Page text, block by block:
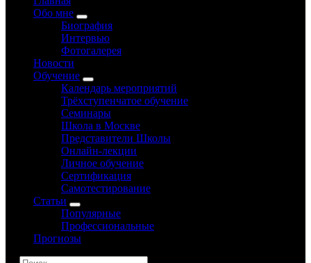
Обо мне
Биография
Интервью
Фотогалерея
Новости
Обучение
Календарь мероприятий
Трёхступенчатое обучение
Семинары
Школа в Москве
Представители Школы
Онлайн-лекции
Личное обучение
Сертификация
Самотестирование
Статьи
Популярные
Профессиональные
Прогнозы